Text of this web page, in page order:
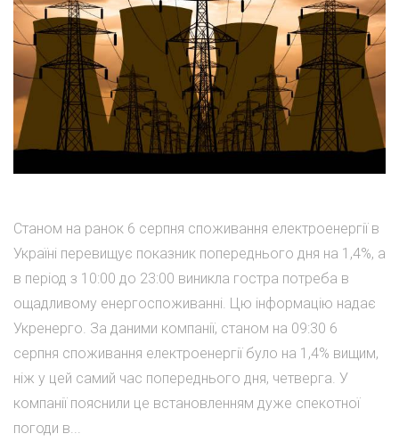
Станом на ранок 6 серпня споживання електроенергії в
Україні перевищує показник попереднього дня на 1,4%, а
в період з 10:00 до 23:00 виникла гостра потреба в
ощадливому енергоспоживанні. Цю інформацію надає
Укренерго. За даними компанії, станом на 09:30 6
серпня споживання електроенергії було на 1,4% вищим,
ніж у цей самий час попереднього дня, четверга. У
компанії пояснили це встановленням дуже спекотної
погоди в...